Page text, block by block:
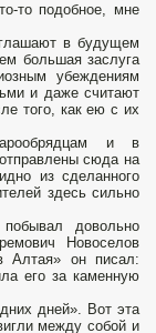
то подобное, мне
в будущем
большая заслуга
убеждениям
и даже считают
того, как ею с их
и в
сюда на
из сделанного
здесь сильно
довольно
Новоселов
Алтая» он писал:
его за каменную
дней». Вот эта
между собой и